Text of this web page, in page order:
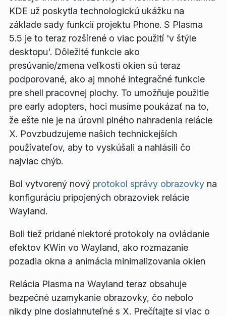
KDE už poskytla technologickú ukážku na
základe sady funkcií projektu Phone. S Plasma
5.5 je to teraz rozšírené o viac použití 'v štýle
desktopu'. Dôležité funkcie ako
presúvanie/zmena veľkosti okien sú teraz
podporované, ako aj mnohé integračné funkcie
pre shell pracovnej plochy. To umožňuje použitie
pre early adopters, hoci musíme poukázať na to,
že ešte nie je na úrovni plného nahradenia relácie
X. Povzbudzujeme našich technickejších
používateľov, aby to vyskúšali a nahlásili čo
najviac chýb.
Bol vytvorený nový protokol správy obrazovky na
konfiguráciu pripojených obrazoviek relácie
Wayland.
Boli tiež pridané niektoré protokoly na ovládanie
efektov KWin vo Wayland, ako rozmazanie
pozadia okna a animácia minimalizovania okien
Relácia Plasma na Wayland teraz obsahuje
bezpečné uzamykanie obrazovky, čo nebolo
nikdy plne dosiahnuteľné s X. Prečítajte si viac o